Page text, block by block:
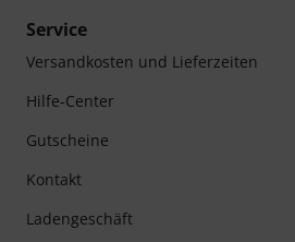
Service
Versandkosten und Lieferzeiten
Hilfe-Center
Gutscheine
Kontakt
Ladengeschäft